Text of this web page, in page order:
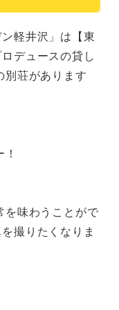
軽井沢」は【東
デュースの貸し
別荘があります
撮りたくなりま